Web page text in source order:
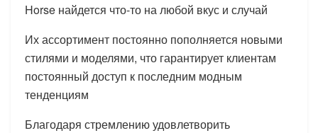
Horse найдется что-то на любой вкус и случай
Их ассортимент постоянно пополняется новыми
стилями и моделями, что гарантирует клиентам
постоянный доступ к последним модным
тенденциям
Благодаря стремлению удовлетворить